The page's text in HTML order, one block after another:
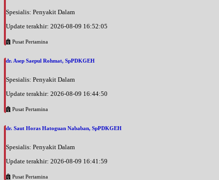
Spesialis: Penyakit Dalam
Update terakhir: 2026-08-09 16:52:05
Pusat Pertamina
dr. Asep Saepul Rohmat, SpPDKGEH
Spesialis: Penyakit Dalam
Update terakhir: 2026-08-09 16:44:50
Pusat Pertamina
dr. Saut Horas Hatoguan Nababan, SpPDKGEH
Spesialis: Penyakit Dalam
Update terakhir: 2026-08-09 16:41:59
Pusat Pertamina